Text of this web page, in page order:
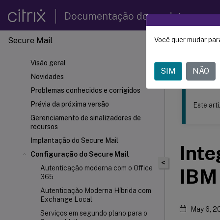
Documentação de produtos
Secure Mail
Visão geral
Novidades
Problemas conhecidos e corrigidos
Prévia da próxima versão
Gerenciamento de sinalizadores de
recursos
Implantação do Secure Mail
Configuração do Secure Mail
Autenticação moderna com o Office
365
Autenticação Moderna Híbrida com
Exchange Local
Serviços em segundo plano para o
Este
Secure
<
Este
May 6,
Você quer mudar
SIM NÃO